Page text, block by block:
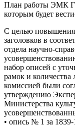
План работы ЭМК
которым будет
С целью повышения
заголовков в
отдела научно-
набор описей с
рамок и количества
комиссией были
утверждению
Министерства
• опись № 1 за